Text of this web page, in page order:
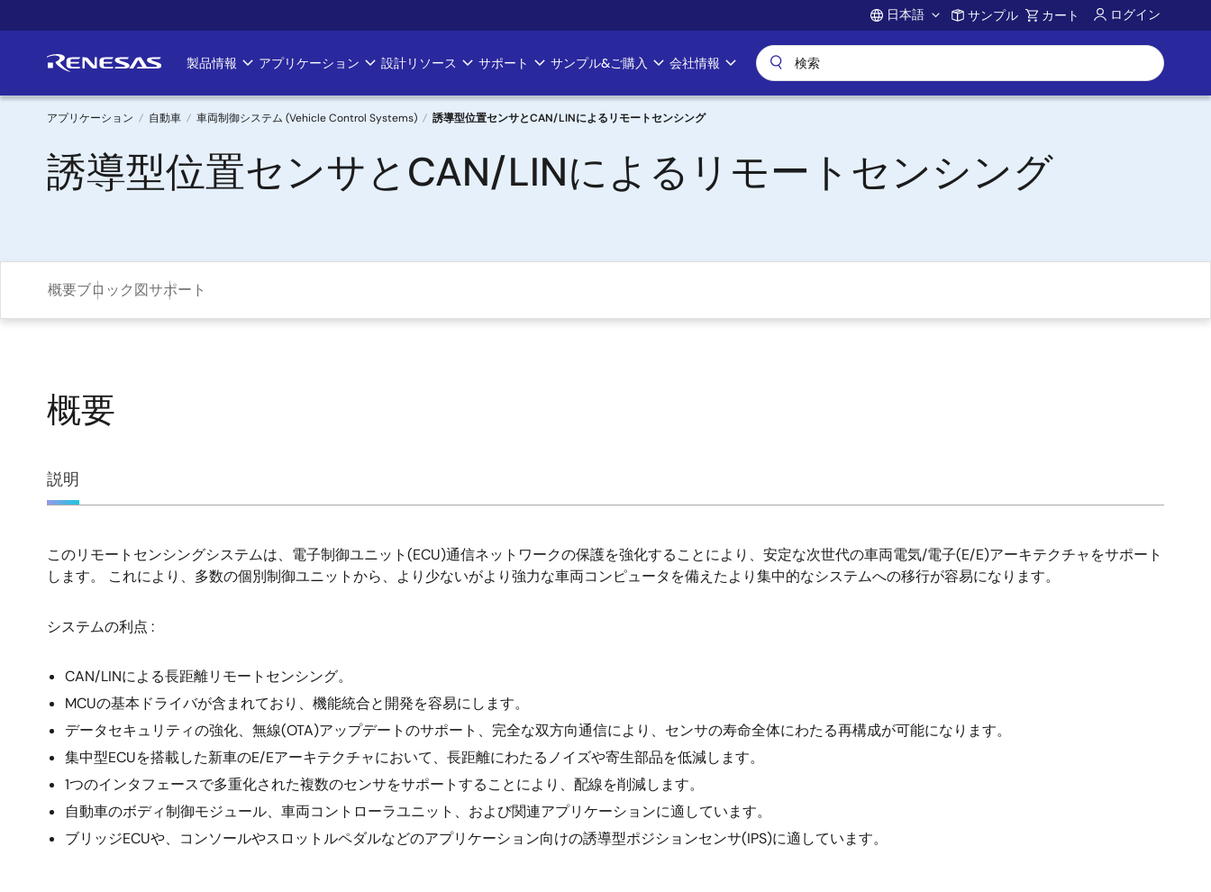
イ
ン
Account
日本語 サンプル カート ログイン
Main
navigation
製品情報 アプリケーション 設計リソース サポート サンプル&ご購入 会社情報
パ
ン
ず
アプリケーション 自動車 車両制御システム (Vehicle Control Systems) 誘導型位置センサとCAN/LINによるリモートセンシング
誘導型位置センサとCAN/LINによるリモートセンシング
概要ブロック図サポート
概要
概
説明
説
このリモートセンシングシステムは、電子制御ユニット(ECU)通信ネットワークの保護を強化することにより、安定な次世代の車両電気/電子(E/E)アーキテクチャをサポート
します。 これにより、多数の個別制御ユニットから、より少ないがより強力な車両コンピュータを備えたより集中的なシステムへの移行が容易になります。
システムの利点 :
CAN/LINによる長距離リモートセンシング。
MCUの基本ドライバが含まれており、機能統合と開発を容易にします。
データセキュリティの強化、無線(OTA)アップデートのサポート、完全な双方向通信により、センサの寿命全体にわたる再構成が可能になります。
集中型ECUを搭載した新車のE/Eアーキテクチャにおいて、長距離にわたるノイズや寄生部品を低減します。
1つのインタフェースで多重化された複数のセンサをサポートすることにより、配線を削減します。
自動車のボディ制御モジュール、車両コントローラユニット、および関連アプリケーションに適しています。
ブリッジECUや、コンソールやスロットルペダルなどのアプリケーション向けの誘導型ポジションセンサ(IPS)に適しています。